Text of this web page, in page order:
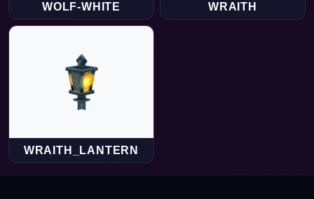
WOLF-WHITE WRAITH
WRAITH_LANTERN